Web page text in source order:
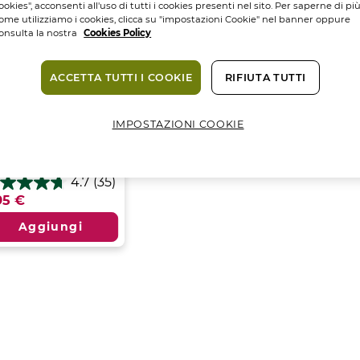
4.7 (35)
€
Aggiungi
acconsenti all'uso di tutti i cookies presenti nel sito. Per saperne di
utilizziamo i cookies, clicca su "impostazioni Cookie" nel banner oppure
la nostra
Cookies Policy
RIFIUTA TUTTI
ACCETTA TUTTI I COOKIE
IMPOSTAZIONI COOKIE